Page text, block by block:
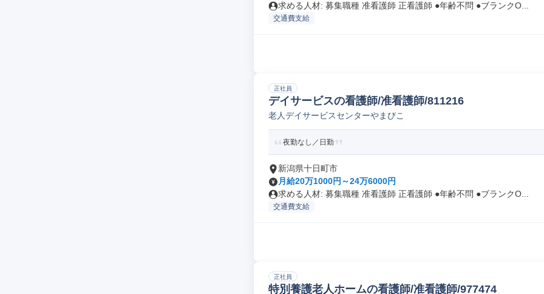
求める人材: 募集職種 准看護師 正看護師 ●年齢不問 ●ブランクO...
交通費支給
正社員
デイサービスの看護師/准看護師/811216
老人デイサービスセンターやまびこ
夜勤なし／日勤
新潟県十日町市
月給20万1000円～24万6000円
求める人材: 募集職種 准看護師 正看護師 ●年齢不問 ●ブランクO...
交通費支給
正社員
特別養護老人ホームの看護師/准看護師/977474